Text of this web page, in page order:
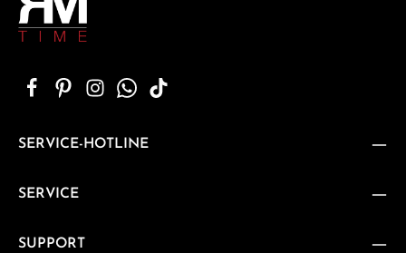
SERVICE-HOTLINE
SERVICE
SUPPORT